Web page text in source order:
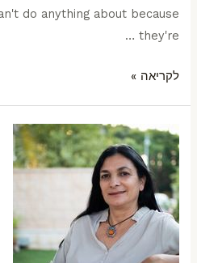
do anything about because
they're …
לקריאה »